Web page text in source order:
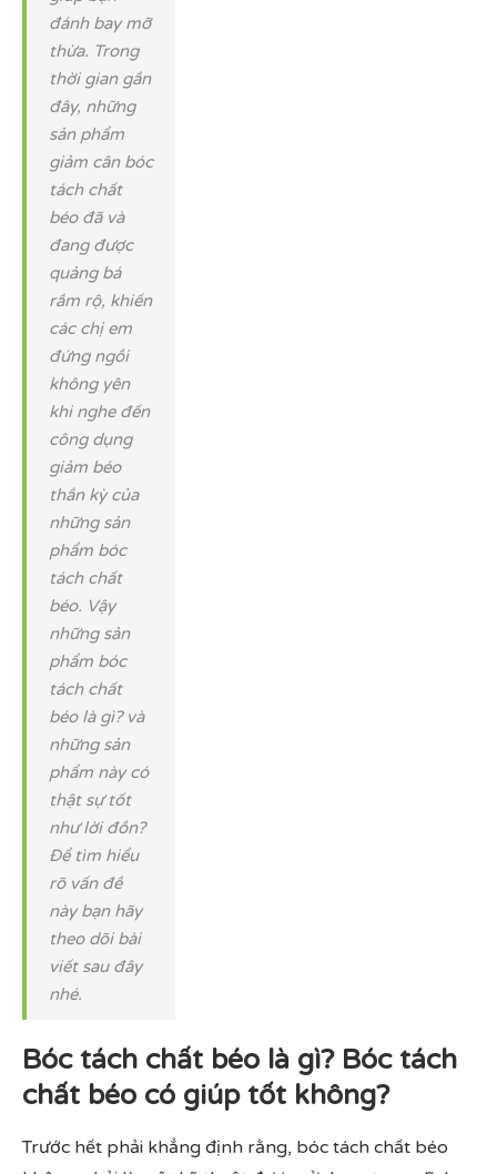
đánh bay mỡ
thừa. Trong
thời gian gần
đây, những
sản phẩm
giảm cân bóc
tách chất
béo đã và
đang được
quảng bá
rầm rộ, khiến
các chị em
đứng ngồi
không yên
khi nghe đến
công dụng
giảm béo
thần kỳ của
những sản
phẩm bóc
tách chất
béo. Vậy
những sản
phẩm bóc
tách chất
béo là gì? và
những sản
phẩm này có
thật sự tốt
như lời đồn?
Để tìm hiểu
rõ vấn đề
này bạn hãy
theo dõi bài
viết sau đây
nhé.
Bóc tách chất béo là gì? Bóc tách
chất béo có giúp tốt không?
Trước hết phải khẳng định rằng, bóc tách chất béo